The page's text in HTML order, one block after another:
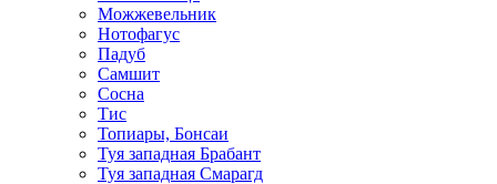
Можжевельник
Нотофагус
Падуб
Самшит
Сосна
Тис
Топиары, Бонсаи
Туя западная Брабант
Туя западная Смарагд